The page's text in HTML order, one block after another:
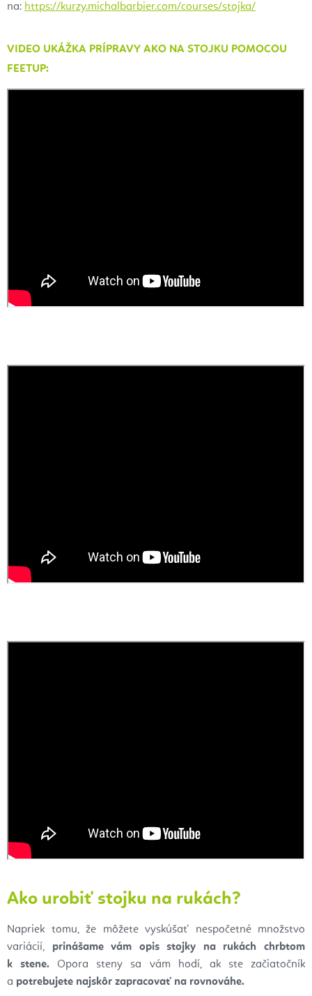
na: https://kurzy.michalbarbier.com/courses/stojka/
VIDEO UKÁŽKA PRÍPRAVY AKO NA STOJKU POMOCOU
FEETUP:
Ako urobiť stojku na rukách?
Napriek tomu, že môžete vyskúšať nespočetné množstvo
variácií, prinášame vám opis stojky na rukách chrbtom
k
stene. Opora steny sa vám hodí, ak ste začiatočník
a potrebujete najskôr zapracovať na rovnováhe.